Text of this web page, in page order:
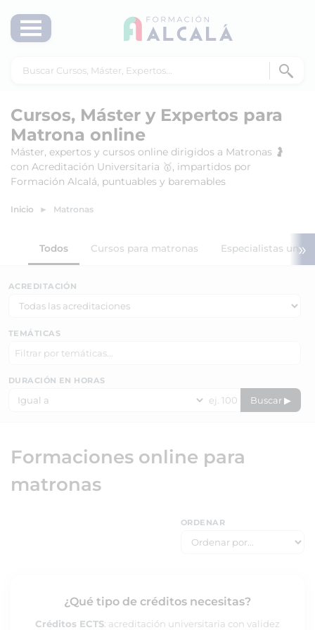
Cursos, Máster y Expertos para
Matrona online
Máster, expertos y cursos online dirigidos a Matronas 🤰
con Acreditación Universitaria 🥇, impartidos por
Formación Alcalá, puntuables y baremables
Inicio Matronas
Todos Cursos para matronas Especialistas »
ACREDITACIÓN
TEMÁTICAS
DURACIÓN EN HORAS
Buscar ▶
Formaciones online para
matronas
ORDENAR
¿Qué tipo de créditos necesitas?
Créditos ECTS: acreditación universitaria con validez